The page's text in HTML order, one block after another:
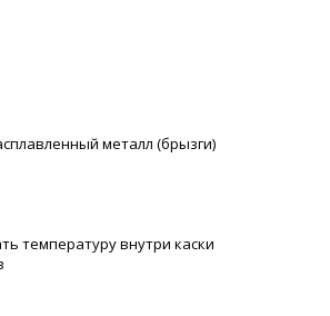
металл (брызги)
температуру внутри каски